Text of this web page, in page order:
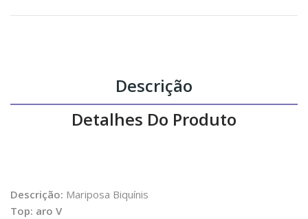
Descrição
Detalhes Do Produto
Descrição: Mariposa Biquínis
Top: aro V